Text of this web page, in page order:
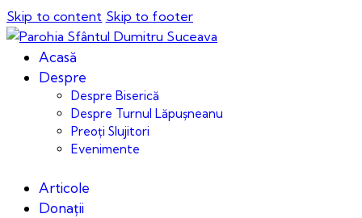
Skip to content Skip to footer
Acasă
Despre
Despre Biserică
Despre Turnul Lăpușneanu
Preoți Slujitori
Evenimente
Articole
Donații